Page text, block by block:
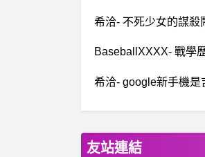
友站連結